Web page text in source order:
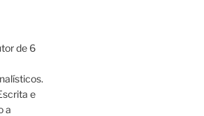
de 6
e
a